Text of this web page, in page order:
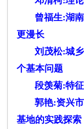
曾福生:湖
更漫长
刘茂松:城
个基本问题
段羡菊:特
郭艳:资兴
基地的实践探索